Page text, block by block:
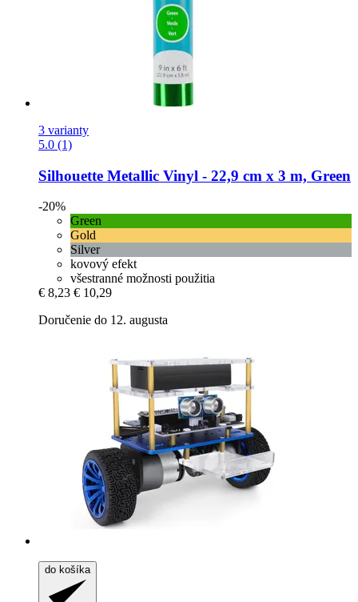
3 varianty
5.0 (1)
Silhouette Metallic Vinyl -​ 22,9 cm x 3 m, Green
-20%
Green
Gold
Silver
kovový efekt
všestranné možnosti použitia
€ 8,23 € 10,29
Doručenie do 12. augusta
do košíka